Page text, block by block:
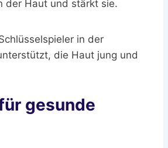
der Haut und stärkt sie.
in der
die Haut jung und
gesunde